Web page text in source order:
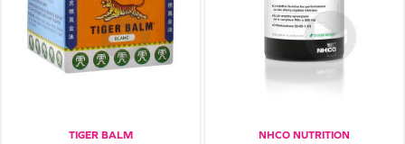
TIGER BALM
NHCO NUTRITION